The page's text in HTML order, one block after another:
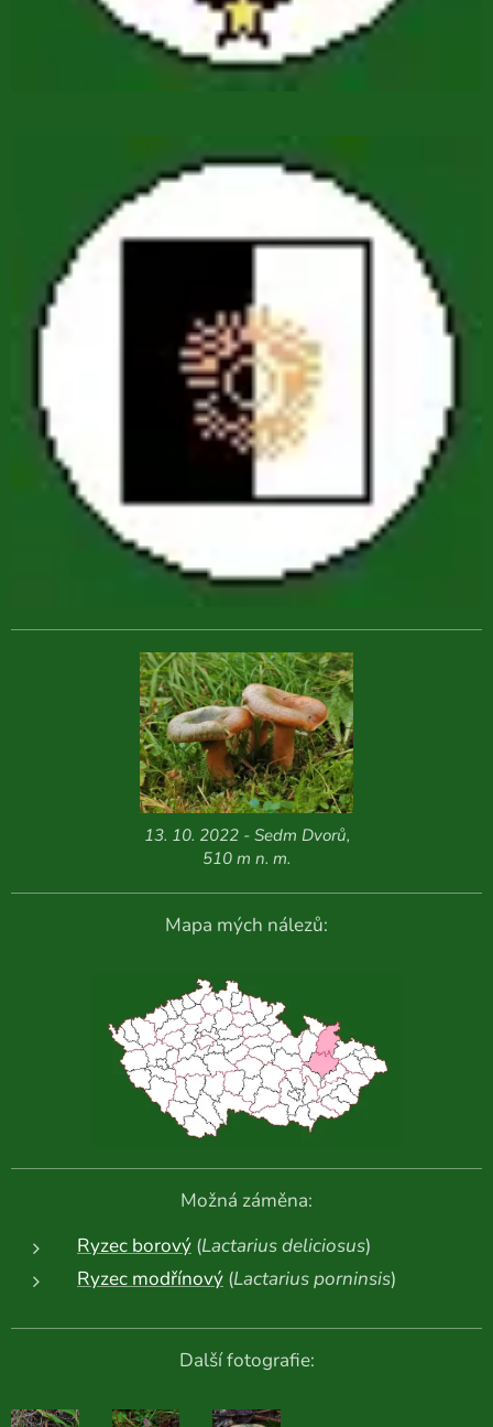
13. 10. 2022 - Sedm Dvorů,
510 m n. m.
Mapa mých nálezů:
Možná záměna:
Ryzec borový (Lactarius deliciosus)
Ryzec modřínový (Lactarius porninsis)
Další fotografie: